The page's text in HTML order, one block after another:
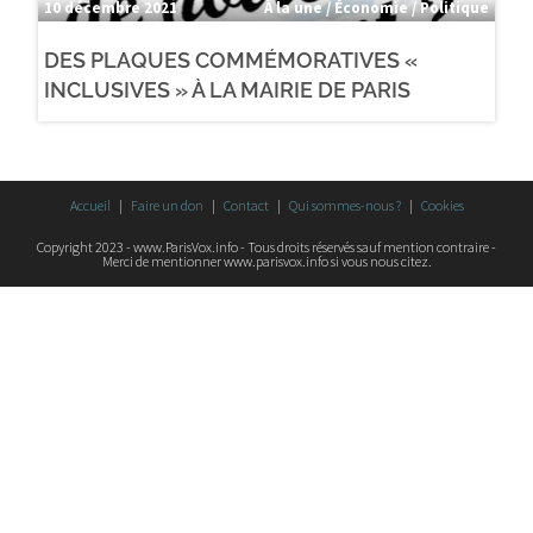
10 décembre 2021 À la une / Économie / Politique
DES PLAQUES COMMÉMORATIVES «
INCLUSIVES » À LA MAIRIE DE PARIS
Accueil Faire un don Contact Qui sommes-nous ? Cookies
Copyright 2023 - www.ParisVox.info - Tous droits réservés sauf mention contraire -
Merci de mentionner www.parisvox.info si vous nous citez.